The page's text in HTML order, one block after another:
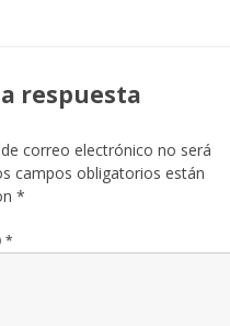
respuesta
correo electrónico no será
campos obligatorios están
*
*